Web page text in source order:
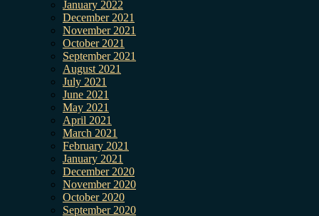
January 2022
December 2021
November 2021
October 2021
September 2021
August 2021
July 2021
June 2021
May 2021
April 2021
March 2021
February 2021
January 2021
December 2020
November 2020
October 2020
September 2020